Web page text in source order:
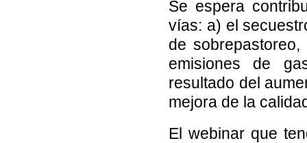
Se espera
vías: a) el
de
emisiones de
resultado del
mejora de la
El webinar que